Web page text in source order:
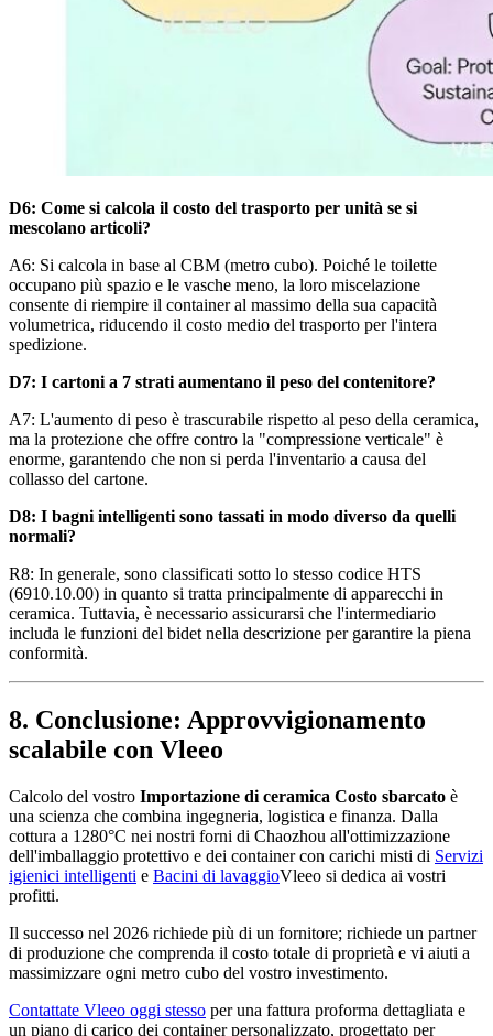
D6: Come si calcola il costo del trasporto per unità se si
mescolano articoli?
A6: Si calcola in base al CBM (metro cubo). Poiché le toilette
occupano più spazio e le vasche meno, la loro miscelazione
consente di riempire il container al massimo della sua capacità
volumetrica, riducendo il costo medio del trasporto per l'intera
spedizione.
D7: I cartoni a 7 strati aumentano il peso del contenitore?
A7: L'aumento di peso è trascurabile rispetto al peso della ceramica,
ma la protezione che offre contro la "compressione verticale" è
enorme, garantendo che non si perda l'inventario a causa del
collasso del cartone.
D8: I bagni intelligenti sono tassati in modo diverso da quelli
normali?
R8: In generale, sono classificati sotto lo stesso codice HTS
(6910.10.00) in quanto si tratta principalmente di apparecchi in
ceramica. Tuttavia, è necessario assicurarsi che l'intermediario
includa le funzioni del bidet nella descrizione per garantire la piena
conformità.
8. Conclusione: Approvvigionamento
scalabile con Vleeo
Calcolo del vostro Importazione di ceramica Costo sbarcato è
una scienza che combina ingegneria, logistica e finanza. Dalla
cottura a 1280°C nei nostri forni di Chaozhou all'ottimizzazione
dell'imballaggio protettivo e dei container con carichi misti di Servizi
igienici intelligenti e Bacini di lavaggioVleeo si dedica ai vostri
profitti.
Il successo nel 2026 richiede più di un fornitore; richiede un partner
di produzione che comprenda il costo totale di proprietà e vi aiuti a
massimizzare ogni metro cubo del vostro investimento.
Contattate Vleeo oggi stesso per una fattura proforma dettagliata e
un piano di carico dei container personalizzato, progettato per